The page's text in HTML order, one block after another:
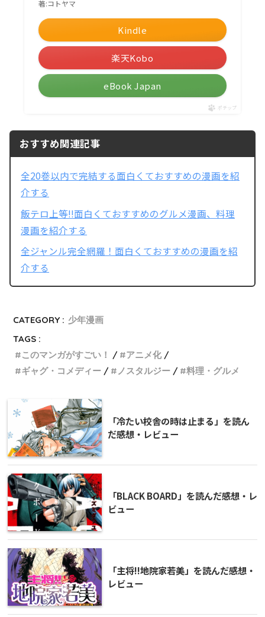
著:コトヤマ
Kindle
楽天Kobo
eBook Japan
ポチップ
おすすめ関連記事
全20巻以内で完結する面白くておすすめの漫画を紹
介する
飯テロ上等!!面白くておすすめのグルメ漫画、料理
漫画を紹介する
全ジャンル完全網羅！面白くておすすめの漫画を紹
介する
CATEGORY : 少年漫画
TAGS :
このマンガがすごい！
アニメ化
ギャグ・コメディー
ノスタルジー 料理・グルメ
「冷たい校舎の時は止まる」を読ん
だ感想・レビュー
「BLACK BOARD」を読んだ感想・レ
ビュー
「主将!!地院家若美」を読んだ感想・
レビュー